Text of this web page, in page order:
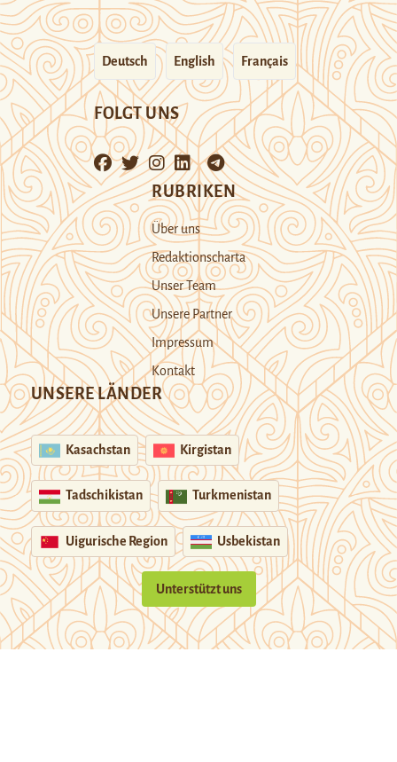
Deutsch English Français
FOLGT UNS
RUBRIKEN
Über uns
Redaktionscharta
Unser Team
Unsere Partner
Impressum
Kontakt
UNSERE LÄNDER
Kasachstan Kirgistan
Tadschikistan Turkmenistan
Uigurische Region Usbekistan
Unterstützt uns